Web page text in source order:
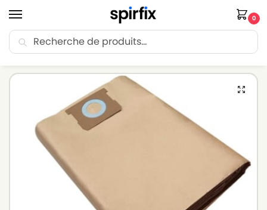
0
🚚 Livraison Point Relais offerte dès 30€ d’achat.